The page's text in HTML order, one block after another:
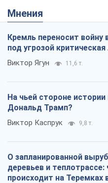
Мнения
Кремль переносит войну
под угрозой
Виктор Ягун 11,6 т.
На чьей стороне
Дональд Трамп?
Виктор Каспрук 9,8 т.
О запланированной
деревьев и теплотрассе:
происходит на Теремках